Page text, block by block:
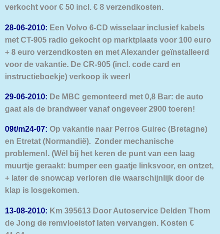
verkocht voor € 50 incl. € 8 verzendkosten.
28-06-2010: Een Volvo 6-CD wisselaar inclusief kabels
met CT-905 radio gekocht op marktplaats voor 100 euro
+ 8 euro verzendkosten en met Alexander geïnstalleerd
voor de vakantie. De CR-905 (incl. code card en
instructieboekje) verkoop ik weer!
29-06-2010: De MBC gemonteerd met 0,8 Bar: de auto
gaat als de brandweer vanaf ongeveer 2900 toeren!
09t/m24-07: Op vakantie naar Perros Guirec (Bretagne)
en Etretat (Normandië). Zonder mechanische
problemen!. (Wél bij het keren de punt van een laag
muurtje geraakt: bumper een gaatje linksvoor, en ontzet,
+ later de snowcap verloren die waarschijnlijk door de
klap is losgekomen.
13-08-2010: Km 395613 Door Autoservice Delden Thom
de Jong de remvloeistof laten vervangen. Kosten €